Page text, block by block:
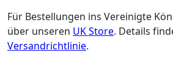
Für Bestellungen ins Vereinigte
über unseren UK Store. Details
Versandrichtlinie.